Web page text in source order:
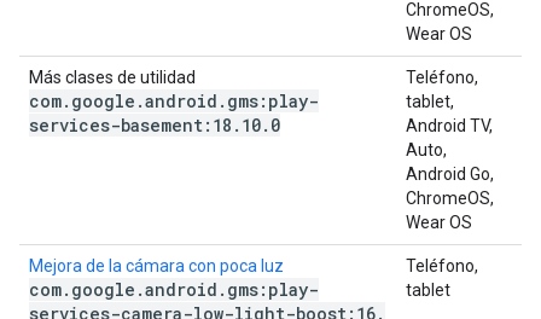
ChromeOS,
Wear OS
Más clases de utilidad
com. google .android . gms:play-
services-basement:18 . 10. 0
Teléfono,
tablet,
Android TV,
Auto,
Android Go,
ChromeOS,
Wear OS
Mejora de la cámara con poca luz
com. google .android . gms:play-
services-camera-low-light-boost:16.
Teléfono,
tablet